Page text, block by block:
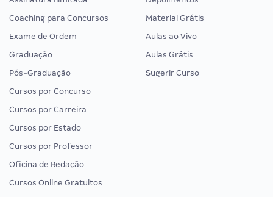
Coaching para Concursos
Exame de Ordem
Graduação
Pós-Graduação
Cursos por Concurso
Cursos por Carreira
Cursos por Estado
Cursos por Professor
Oficina de Redação
Cursos Online Gratuitos
Material Grátis
Aulas ao Vivo
Aulas Grátis
Sugerir Curso